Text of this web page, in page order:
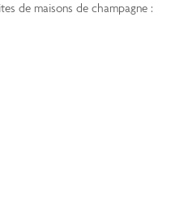
de maisons de champagne :